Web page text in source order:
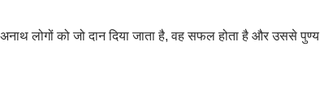
लोगों को जो दान दिया जाता है, वह सफल होता है और उससे पुण्य